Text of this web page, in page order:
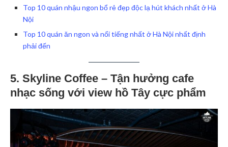
Top 10 quán nhậu ngon bổ rẻ đẹp độc lạ hút khách nhất ở Hà
Nội
Top 10 quán ăn ngon và nổi tiếng nhất ở Hà Nội nhất định
phải đến
5. Skyline Coffee – Tận hưởng cafe
nhạc sống với view hồ Tây cực phẩm